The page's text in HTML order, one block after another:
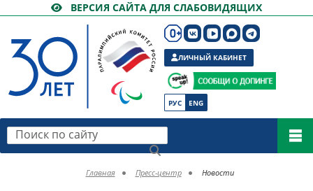
ВЕРСИЯ САЙТА ДЛЯ СЛАБОВИДЯЩИХ
РУС ENG
ЛИЧНЫЙ КАБИНЕТ
Поиск по сайту
Главная Пресс-центр Новости